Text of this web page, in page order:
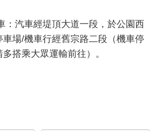
：汽車經堤頂大道一段，於公園西
車場/機車行經舊宗路二段（機車停
搭乘大眾運輸前往）。